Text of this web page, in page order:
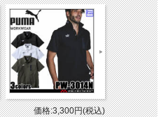
価格:3,300円(税込)